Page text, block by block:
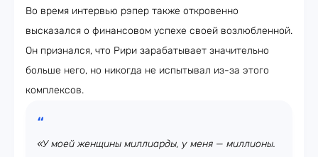
Во время интервью рэпер также откровенно
высказался о финансовом успехе своей возлюбленной.
Он признался, что Рири зарабатывает значительно
больше него, но никогда не испытывал из-за этого
комплексов.
«У моей женщины миллиарды, у меня — миллионы.